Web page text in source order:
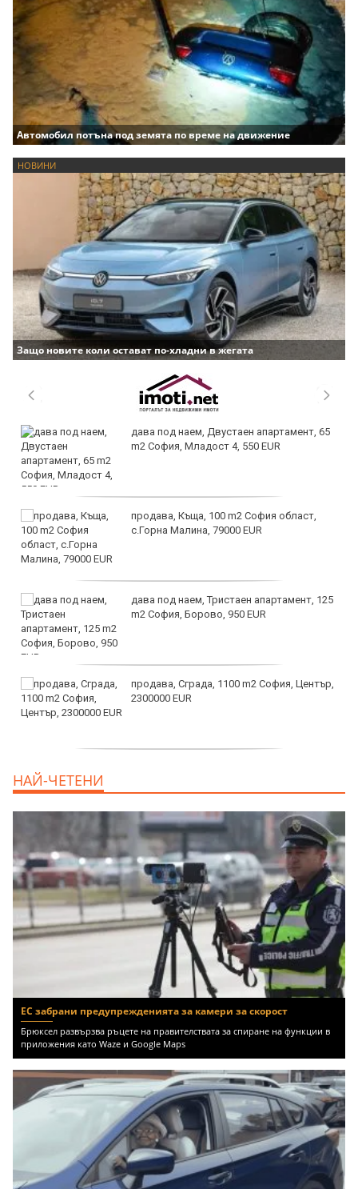
Автомобил потъна под земята по време на движение
НОВИНИ
Защо новите коли остават по-хладни в жегата
дава под наем, Двустаен апартамент, 65
m2 София, Младост 4, 550 EUR
продава, Къща, 100 m2 София област,
с.Горна Малина, 79000 EUR
дава под наем, Тристаен апартамент, 125
m2 София, Борово, 950 EUR
продава, Сграда, 1100 m2 София, Център,
2300000 EUR
НАЙ-ЧЕТЕНИ
ЕС забрани предупрежденията за камери за скорост
Брюксел развързва ръцете на правителствата за спиране на функции в
приложения като Waze и Google Maps